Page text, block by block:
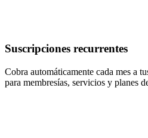
Suscripciones recurrentes
Cobra automáticamente cada mes a
para membresías, servicios y planes